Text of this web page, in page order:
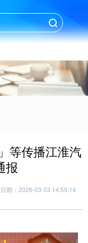
等传播江淮汽
报
日期：2026-03-03 14:55:14